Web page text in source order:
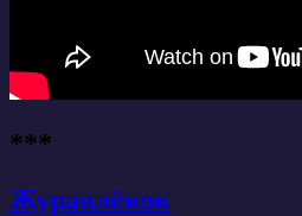
***
Журавлёнок